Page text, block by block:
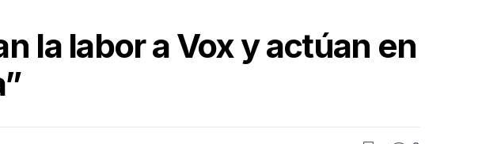
la labor a Vox y actúan en